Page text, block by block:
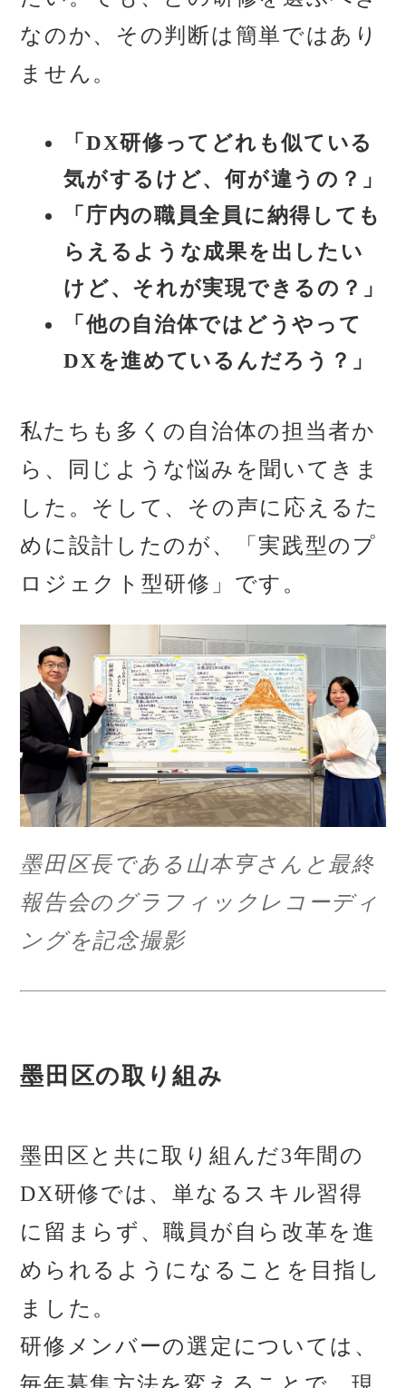
なのか、その判断は簡単ではあり
ません。
「DX研修ってどれも似ている
気がするけど、何が違うの？」
「庁内の職員全員に納得しても
らえるような成果を出したい
けど、それが実現できるの？」
「他の自治体ではどうやって
DXを進めているんだろう？」
私たちも多くの自治体の担当者か
ら、同じような悩みを聞いてきま
した。そして、その声に応えるた
めに設計したのが、「実践型のプ
ロジェクト型研修」です。
墨田区長である山本亨さんと最終
報告会のグラフィックレコーディ
ングを記念撮影
墨田区の取り組み
墨田区と共に取り組んだ3年間の
DX研修では、単なるスキル習得
に留まらず、職員が自ら改革を進
められるようになることを目指し
ました。
研修メンバーの選定については、